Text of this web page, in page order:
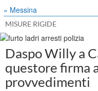
» Messina
MISURE RIGIDE
Daspo Willy a
questore firma
provvedimenti